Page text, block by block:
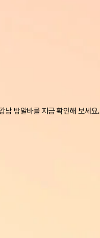
남 밤알바를 지금 확인해 보세요.